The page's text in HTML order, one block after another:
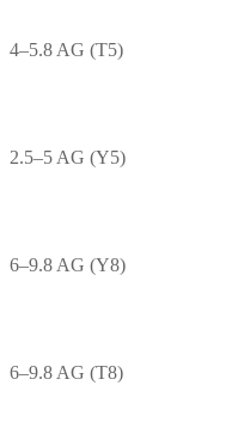
4–5.8 AG (T5)
2.5–5 AG (Y5)
6–9.8 AG (Y8)
6–9.8 AG (T8)